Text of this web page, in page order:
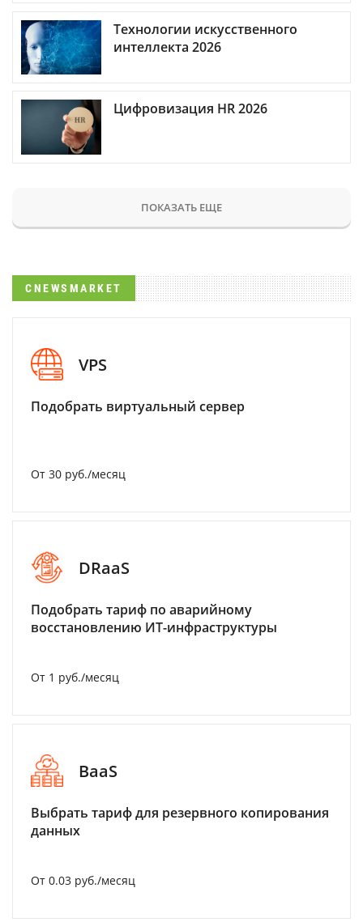
Технологии искусственного
интеллекта 2026
Цифровизация HR 2026
ПОКАЗАТЬ ЕЩЕ
CNEWSMARKET
VPS
Подобрать виртуальный сервер
От 30 руб./месяц
DRaaS
Подобрать тариф по аварийному
восстановлению ИТ-инфраструктуры
От 1 руб./месяц
BaaS
Выбрать тариф для резервного копирования
данных
От 0.03 руб./месяц